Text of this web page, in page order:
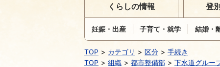
くらしの情報
妊娠・出産 子育て・就学 結婚・
登
TOP カテゴリ 区分
手続き
TOP
組織 都市整備部 下水道グルー